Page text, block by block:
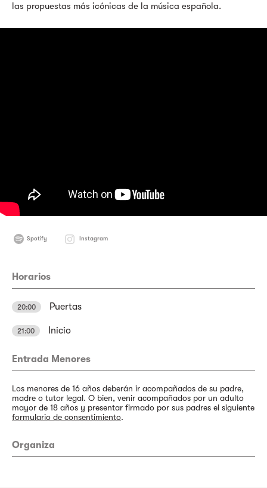
las propuestas más icónicas de la música española.
Spotify Instagram
Horarios
20:00 Puertas
21:00 Inicio
Entrada Menores
Los menores de 16 años deberán ir acompañados de su padre,
madre o tutor legal. O bien, venir acompañados por un adulto
mayor de 18 años y presentar firmado por sus padres el siguiente
formulario de consentimiento.
Organiza